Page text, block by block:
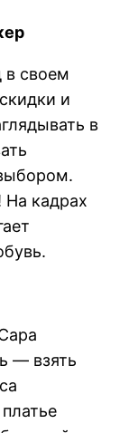
в своем
и
в
На кадрах
— взять